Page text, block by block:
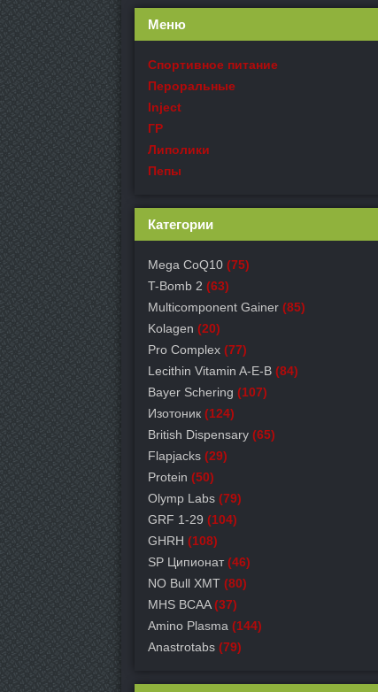
Меню
Спортивное питание
Пероральные
Inject
ГР
Липолики
Пепы
Категории
Mega CoQ10 (75)
T-Bomb 2 (63)
Multicomponent Gainer (85)
Kolagen (20)
Pro Complex (77)
Lecithin Vitamin A-E-B (84)
Bayer Schering (107)
Изотоник (124)
British Dispensary (65)
Flapjacks (29)
Protein (50)
Olymp Labs (79)
GRF 1-29 (104)
GHRH (108)
SP Ципионат (46)
NO Bull XMT (80)
MHS BCAA (37)
Amino Plasma (144)
Anastrotabs (79)